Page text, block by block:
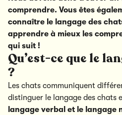
comprendre. Vous êtes
connaître le langage des
apprendre à mieux les
qui suit !
Qu’est-ce que le
?
Les chats communiquent
distinguer le langage des chats
langage verbal et le langage